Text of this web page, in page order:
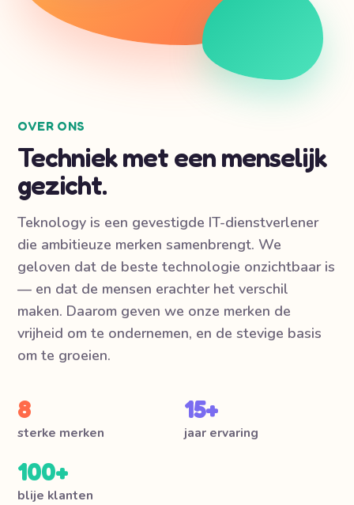
OVER ONS
Techniek met een menselijk
gezicht.
Teknology is een gevestigde IT-dienstverlener
die ambitieuze merken samenbrengt. We
geloven dat de beste technologie onzichtbaar is
— en dat de mensen erachter het verschil
maken. Daarom geven we onze merken de
vrijheid om te ondernemen, en de stevige basis
om te groeien.
8
sterke merken
15+
jaar ervaring
100+
blije klanten